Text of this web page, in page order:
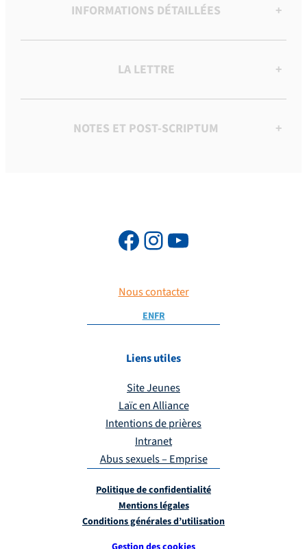
INFORMATIONS DÉTAILLÉES +
LA LETTRE +
NOTES ET POST-SCRIPTUM +
Nous contacter
ENFR
Liens utiles
Site Jeunes
Laïc en Alliance
Intentions de prières
Intranet
Abus sexuels – Emprise
Politique de confidentialité
Mentions légales
Conditions générales d’utilisation